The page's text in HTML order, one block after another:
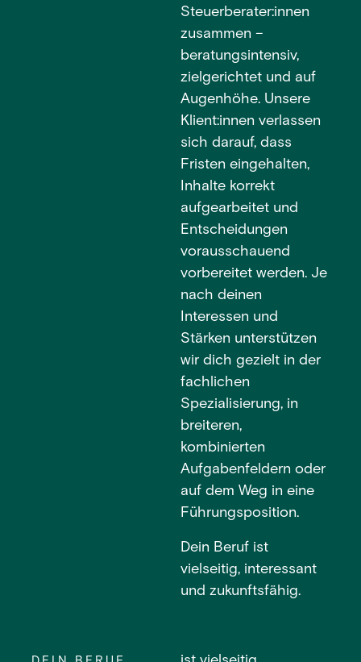
Steuerberater:innen
zusammen –
beratungsintensiv,
zielgerichtet und auf
Augenhöhe. Unsere
Klient:innen verlassen
sich darauf, dass
Fristen eingehalten,
Inhalte korrekt
aufgearbeitet und
Entscheidungen
vorausschauend
vorbereitet werden. Je
nach deinen
Interessen und
Stärken unterstützen
wir dich gezielt in der
fachlichen
Spezialisierung, in
breiteren,
kombinierten
Aufgabenfeldern oder
auf dem Weg in eine
Führungsposition.
Dein Beruf ist
vielseitig, interessant
und zukunftsfähig.